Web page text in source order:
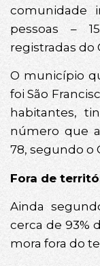
comunidade
pessoas –
registradas do
O município
foi São
habitantes,
número que
78, segundo o
Fora de
Ainda
cerca de 93%
mora fora do